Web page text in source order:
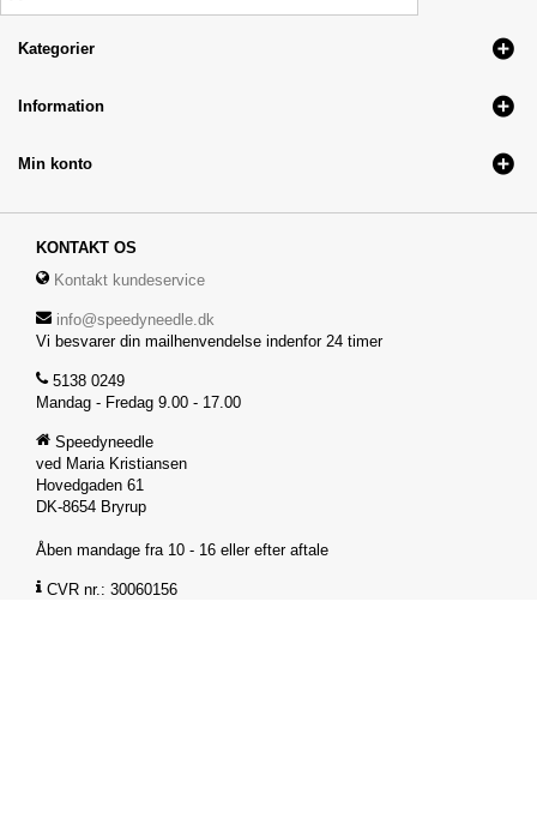
Kategorier
Information
Min konto
KONTAKT OS
Kontakt kundeservice
info@speedyneedle.dk
Vi besvarer din mailhenvendelse indenfor 24 timer
5138 0249
Mandag - Fredag 9.00 - 17.00
Speedyneedle
ved Maria Kristiansen
Hovedgaden 61
DK-8654 Bryrup
Åben mandage fra 10 - 16 eller efter aftale
CVR nr.: 30060156